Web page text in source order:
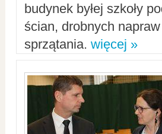
budynek byłej szkoły
ścian, drobnych
sprzątania. więcej »